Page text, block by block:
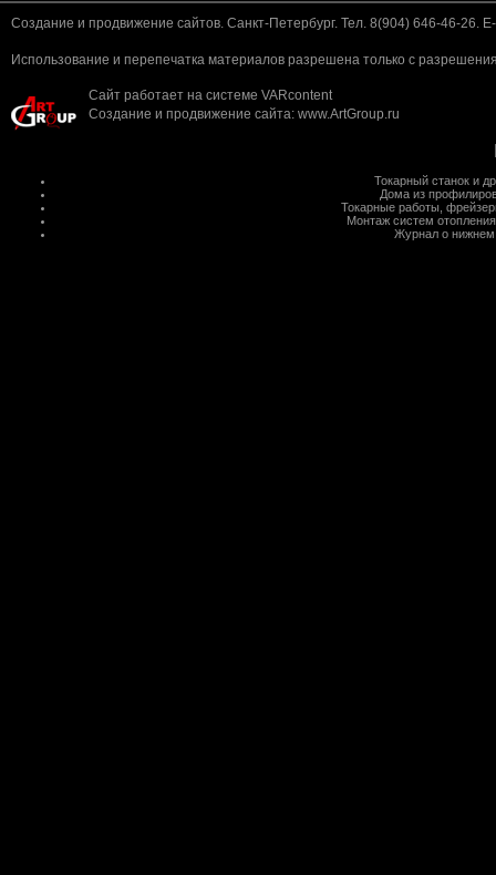
Создание и продвижение сайтов. Санкт-Петербург. Тел. 8(904) 646-46-26.
Использование и перепечатка материалов разрешена только с
Сайт работает на системе VARcontent
Создание и продвижение сайта: www.ArtGroup.ru
Токарный станок и
Дома из
Токарные работы
Монтаж систем отопления
Журнал о нижнем